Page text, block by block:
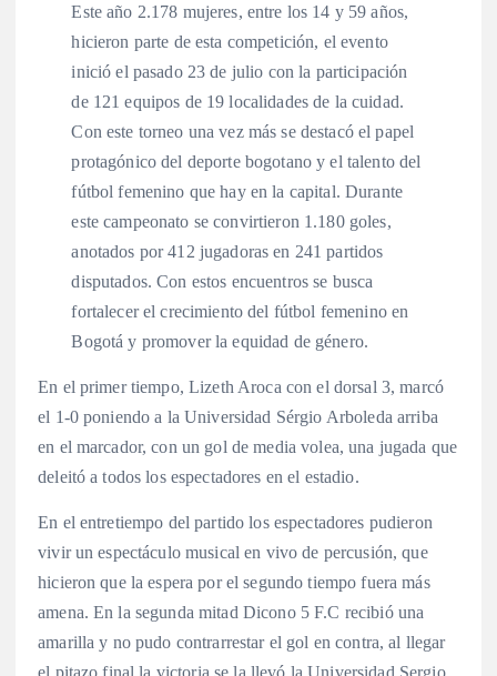
Este año 2.178 mujeres, entre los 14 y 59 años,
hicieron parte de esta competición, el evento
inició el pasado 23 de julio con la participación
de 121 equipos de 19 localidades de la cuidad.
Con este torneo una vez más se destacó el papel
protagónico del deporte bogotano y el talento del
fútbol femenino que hay en la capital. Durante
este campeonato se convirtieron 1.180 goles,
anotados por 412 jugadoras en 241 partidos
disputados. Con estos encuentros se busca
fortalecer el crecimiento del fútbol femenino en
Bogotá y promover la equidad de género.
En el primer tiempo, Lizeth Aroca con el dorsal 3, marcó
el 1-0 poniendo a la Universidad Sérgio Arboleda arriba
en el marcador, con un gol de media volea, una jugada que
deleitó a todos los espectadores en el estadio.
En el entretiempo del partido los espectadores pudieron
vivir un espectáculo musical en vivo de percusión, que
hicieron que la espera por el segundo tiempo fuera más
amena. En la segunda mitad Dicono 5 F.C recibió una
amarilla y no pudo contrarrestar el gol en contra, al llegar
el pitazo final la victoria se la llevó la Universidad Sergio